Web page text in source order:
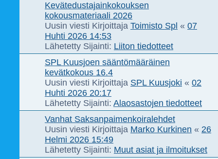
Kevätedustajainkokouksen
kokousmateriaali 2026
Uusin viesti Kirjoittaja Toimisto Spl « 07
Huhti 2026 14:53
Lähetetty Sijainti: Liiton tiedotteet
SPL Kuusjoen sääntömääräinen
kevätkokous 16.4
Uusin viesti Kirjoittaja SPL Kuusjoki « 02
Huhti 2026 20:17
Lähetetty Sijainti: Alaosastojen tiedotteet
Vanhat Saksanpaimenkoiralehdet
Uusin viesti Kirjoittaja Marko Kurkinen « 26
Helmi 2026 15:49
Lähetetty Sijainti: Muut asiat ja ilmoitukset